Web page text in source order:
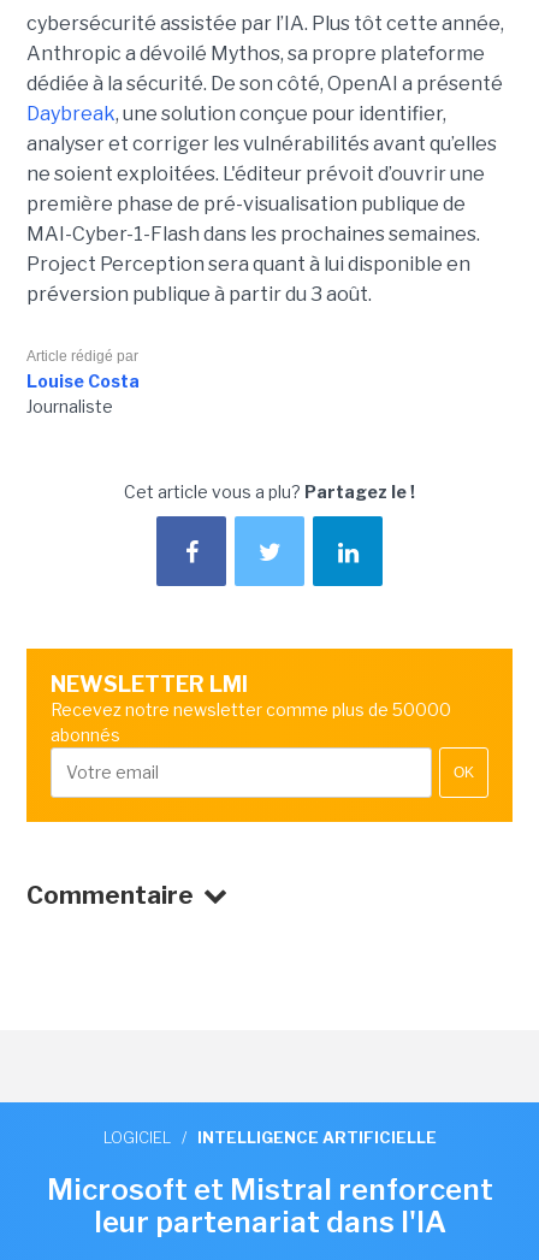
cybersécurité assistée par l’IA. Plus tôt cette année,
Anthropic a dévoilé Mythos, sa propre plateforme
dédiée à la sécurité. De son côté, OpenAI a présenté
Daybreak, une solution conçue pour identifier,
analyser et corriger les vulnérabilités avant qu’elles
ne soient exploitées. L'éditeur prévoit d’ouvrir une
première phase de pré-visualisation publique de
MAI-Cyber-1-Flash dans les prochaines semaines.
Project Perception sera quant à lui disponible en
préversion publique à partir du 3 août.
Article rédigé par
Louise Costa
Journaliste
Cet article vous a plu? Partagez le !
NEWSLETTER LMI
Recevez notre newsletter comme plus de 50000
abonnés
OK
Commentaire
LOGICIEL / INTELLIGENCE ARTIFICIELLE
Microsoft et Mistral renforcent
leur partenariat dans l'IA